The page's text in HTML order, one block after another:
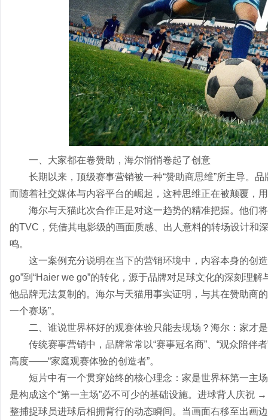
一、大家都在卷赞助，海尔悄悄卷起了创意
长期以来，顶级赛事营销被一种“赞助商思维”所主导。
而随着社交媒体与内容平台的崛起，这种思维正在被颠覆，
海尔与天猫此次合作正是对这一趋势的精准把握。他们
的TVC，凭借其电影级的画面质感、出人意料的转场设计和
鸣。
这一案例充分说明在当下的营销环境中，内容本身的创
go”到“Haier we go”的转化，源于品牌对足球文化的深刻理
他品牌无法复制的。海尔与天猫用事实证明，与其在赞助商
一个赛场”。
二、谁说世界杯好的观赛体验只能去现场？海尔：家才
传统赛事营销中，品牌常常以“赛事冠名商”、“观众陪伴
高度——“家庭观赛体验的创造者”。
短片中有一个贯穿始终的核心理念：家是世界杯第一主
是构成这个“第一主场”必不可少的基础设施。进球背人庆祝
整捕捉球员进球后相拥背行的动态瞬间。当画面右移至出画